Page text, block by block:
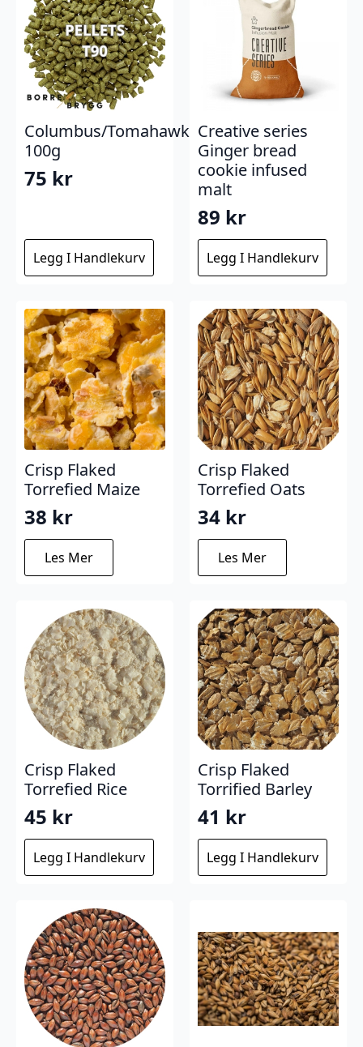
Columbus/Tomahawk
100g
75 kr
Legg I Handlekurv
Creative series
Ginger bread
cookie infused
malt
89 kr
Legg I Handlekurv
Crisp Flaked
Torrefied Maize
38 kr
Les Mer
Crisp Flaked
Torrefied Oats
34 kr
Les Mer
Crisp Flaked
Torrefied Rice
45 kr
Legg I Handlekurv
Crisp Flaked
Torrified Barley
41 kr
Legg I Handlekurv